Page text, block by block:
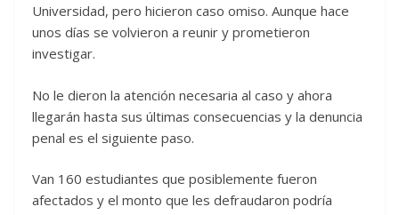
Universidad, pero hicieron caso omiso. Aunque hace
unos días se volvieron a reunir y prometieron
investigar.
No le dieron la atención necesaria al caso y ahora
llegarán hasta sus últimas consecuencias y la denuncia
penal es el siguiente paso.
Van 160 estudiantes que posiblemente fueron
afectados y el monto que les defraudaron podría